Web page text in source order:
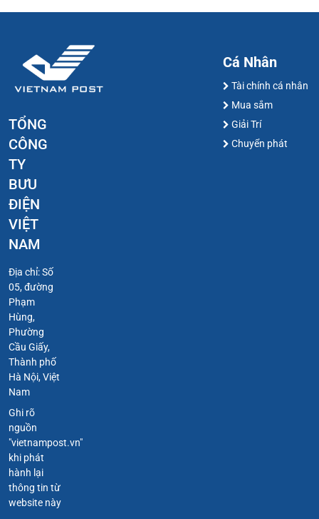
TỔNG
CÔNG
TY
BƯU
ĐIỆN
VIỆT
NAM
Địa chỉ: Số
05, đường
Phạm
Hùng,
Phường
Cầu Giấy,
Thành phố
Hà Nội, Việt
Nam
Ghi rõ
nguồn
"vietnampost.vn"
khi phát
hành lại
thông tin từ
website này
Cá Nhân
Tài chính cá nhân
Mua sắm
Giải Trí
Chuyển phát